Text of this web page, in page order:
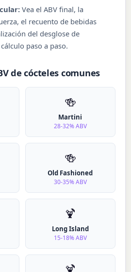
Vea el ABV final, la
el recuento de bebidas
del desglose de
paso a paso.
de cócteles comunes
🍻
Martini
28-32% ABV
🍻
Old Fashioned
30-35% ABV
🍹
Long Island
15-18% ABV